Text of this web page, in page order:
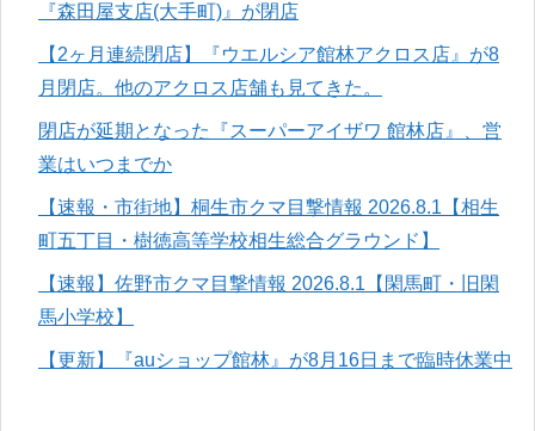
『森田屋支店(大手町)』が閉店
【2ヶ月連続閉店】『ウエルシア館林アクロス店』が8
月閉店。他のアクロス店舗も見てきた。
閉店が延期となった『スーパーアイザワ 館林店』、営
業はいつまでか
【速報・市街地】桐生市クマ目撃情報 2026.8.1【相生
町五丁目・樹徳高等学校相生総合グラウンド】
【速報】佐野市クマ目撃情報 2026.8.1【閑馬町・旧閑
馬小学校】
【更新】『auショップ館林』が8月16日まで臨時休業中